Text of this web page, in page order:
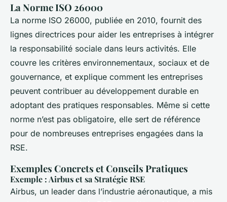
La Norme ISO 26000
La norme ISO 26000, publiée en 2010, fournit des
lignes directrices pour aider les entreprises à intégrer
la responsabilité sociale dans leurs activités. Elle
couvre les critères environnementaux, sociaux et de
gouvernance, et explique comment les entreprises
peuvent contribuer au développement durable en
adoptant des pratiques responsables. Même si cette
norme n’est pas obligatoire, elle sert de référence
pour de nombreuses entreprises engagées dans la
RSE.
Exemples Concrets et Conseils Pratiques
Exemple : Airbus et sa Stratégie RSE
Airbus, un leader dans l’industrie aéronautique, a mis